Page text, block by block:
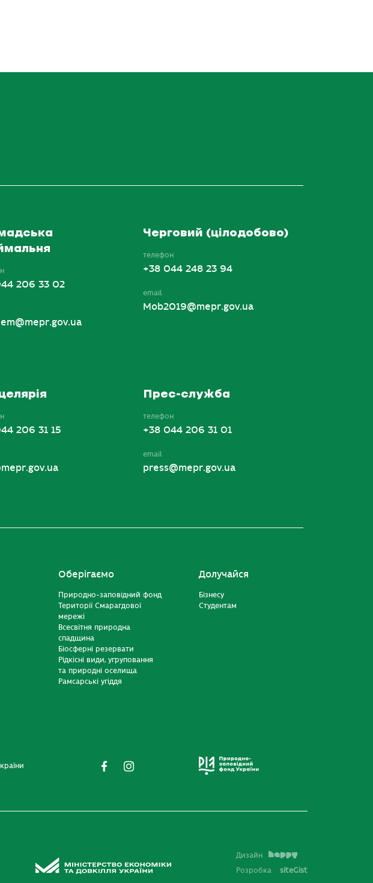
206 33 02
206 31 15
Черговий (цілодобово)
телефон
+38 044 248 23 94
email
Mob2019@mepr.gov.ua
Прес-служба
телефон
+38 044 206 31 01
email
press@mepr.gov.ua
Оберігаємо
Природно-заповідний фонд
Території Смарагдової
мережі
Всесвітня природна
спадщина
Біосферні резервати
Рідкісні види, угруповання
та природні оселища
Рамсарські угіддя
Долучайся
Бізнесу
Студентам
Дизайн
Розробка
siteGist